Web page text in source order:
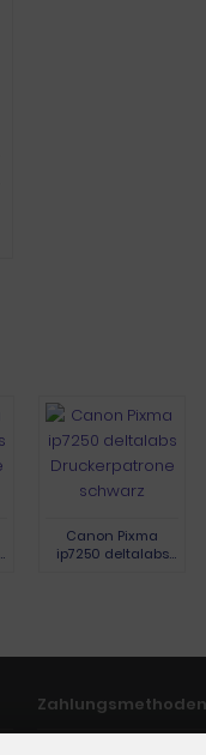
Canon Pixma
ip7250 deltalabs
Zahlungsmethoden